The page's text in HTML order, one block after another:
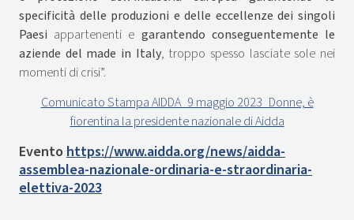
specificità delle produzioni e delle eccellenze dei singoli
Paesi appartenenti e garantendo conseguentemente le
aziende del made in Italy, troppo spesso lasciate sole nei
momenti di crisi”.
Comunicato Stampa AIDDA_9 maggio 2023_Donne, è
fiorentina la presidente nazionale di Aidda
Evento https://www.aidda.org/news/aidda-
assemblea-nazionale-ordinaria-e-straordinaria-
elettiva-2023